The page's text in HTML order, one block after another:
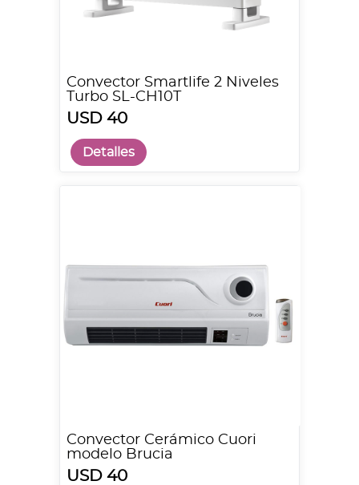
Convector Smartlife 2 Niveles
Turbo SL-CH10T
USD 40
Detalles
Convector Cerámico Cuori
modelo Brucia
USD 40